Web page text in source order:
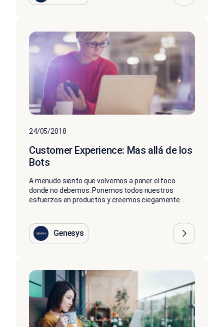
24/05/2018
Customer Experience: Mas allá de los
Bots
A menudo siento que volvemos a poner el foco
donde no debemos. Ponemos todos nuestros
esfuerzos en productos y creemos ciegamente...
Genesys